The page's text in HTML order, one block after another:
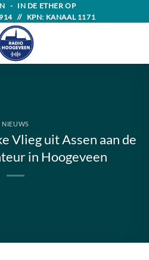
- IN DE ETHER OP
// KPN: KANAAL 1171
NIEUWS
Vlieg uit Assen aan de
in Hoogeveen